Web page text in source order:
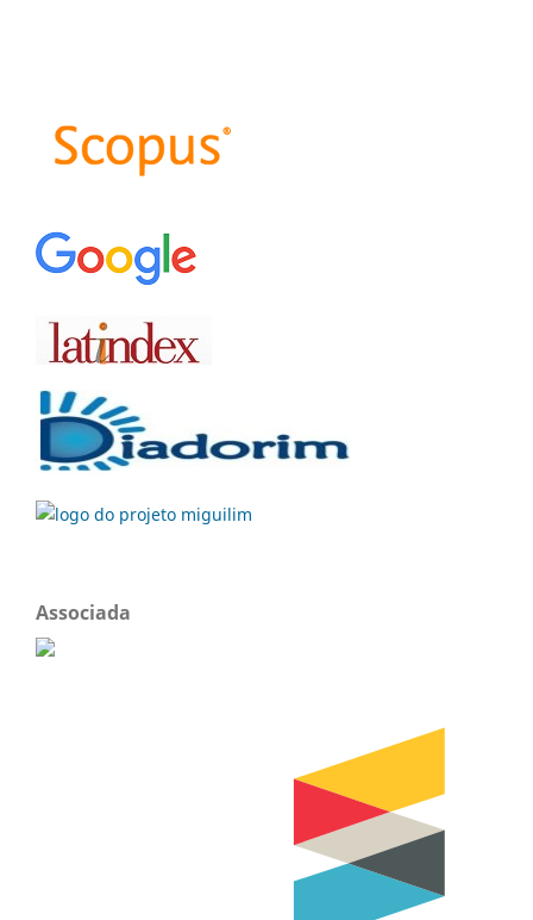
Associada